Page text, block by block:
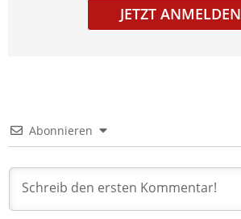
JETZT ANMELDEN
Abonnieren